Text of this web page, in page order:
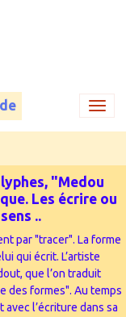
"Medou
Les écrire ou
..
par "tracer". La forme
qui écrit. L’artiste
que l’on traduit
des formes". Au temps
l’écriture dans sa